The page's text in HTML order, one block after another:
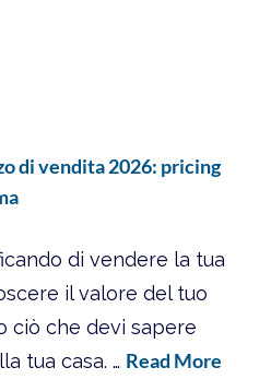
di vendita 2026: pricing
di vendere la tua
il valore del tuo
ciò che devi sapere
tua casa. … Read More